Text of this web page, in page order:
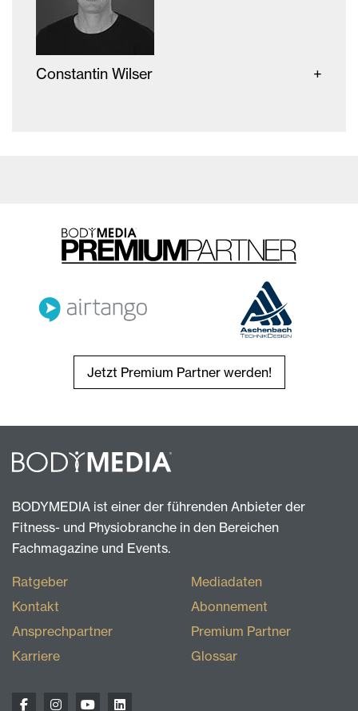
Constantin Wilser
Jetzt Premium Partner werden!
BODYMEDIA ist einer der führenden Anbieter der
Fitness- und Physiobranche in den Bereichen
Fachmagazine und Events.
Ratgeber
Kontakt
Ansprechpartner
Karriere
Mediadaten
Abonnement
Premium Partner
Glossar